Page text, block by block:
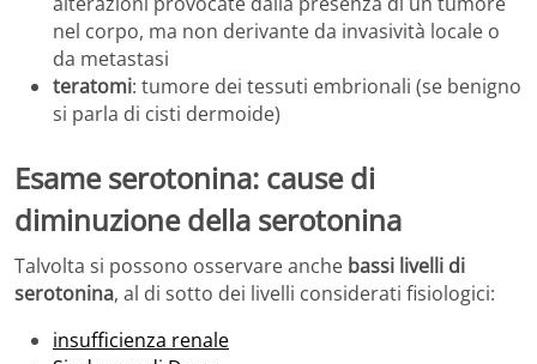
nel corpo, ma non derivante da invasività locale o
da metastasi
teratomi: tumore dei tessuti embrionali (se benigno
si parla di cisti dermoide)
Esame serotonina: cause di
diminuzione della serotonina
Talvolta si possono osservare anche bassi livelli di
serotonina, al di sotto dei livelli considerati fisiologici:
insufficienza renale